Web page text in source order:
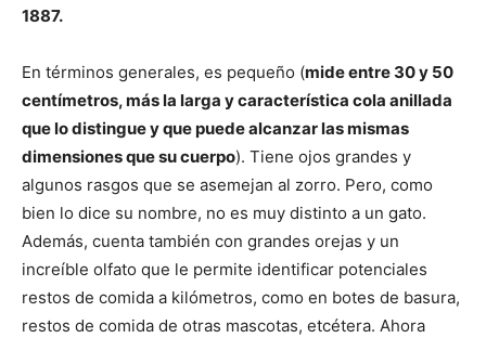
1887.
En términos generales, es pequeño (mide entre 30 y 50
centímetros, más la larga y característica cola anillada
que lo distingue y que puede alcanzar las mismas
dimensiones que su cuerpo). Tiene ojos grandes y
algunos rasgos que se asemejan al zorro. Pero, como
bien lo dice su nombre, no es muy distinto a un gato.
Además, cuenta también con grandes orejas y un
increíble olfato que le permite identificar potenciales
restos de comida a kilómetros, como en botes de basura,
restos de comida de otras mascotas, etcétera. Ahora